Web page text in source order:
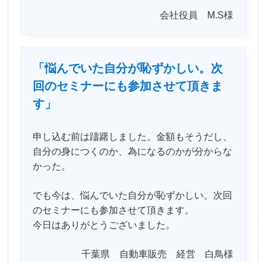
会社役員 M.S様
「悩んでいた自分が恥ずかしい。次
回のセミナーにも参加させて頂きま
す」
申し込む前は躊躇しました。金額もそうだし、
自分の身につくのか、為になるのかが分からな
かった。
でも今は、悩んでいた自分が恥ずかしい。次回
のセミナーにも参加させて頂きます。
今日はありがとうございました。
千葉県 自動車販売 経営 白鳥様